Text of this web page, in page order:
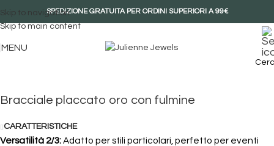
Skip to navigation
Skip to main content
SPEDIZIONE GRATUITA PER ORDINI SUPERIORI A 99€
MENU
Bracciale placcato oro con fulmine
CARATTERISTICHE
Versatilità 2/3:Adatto per stili particolari, perfetto per eventi